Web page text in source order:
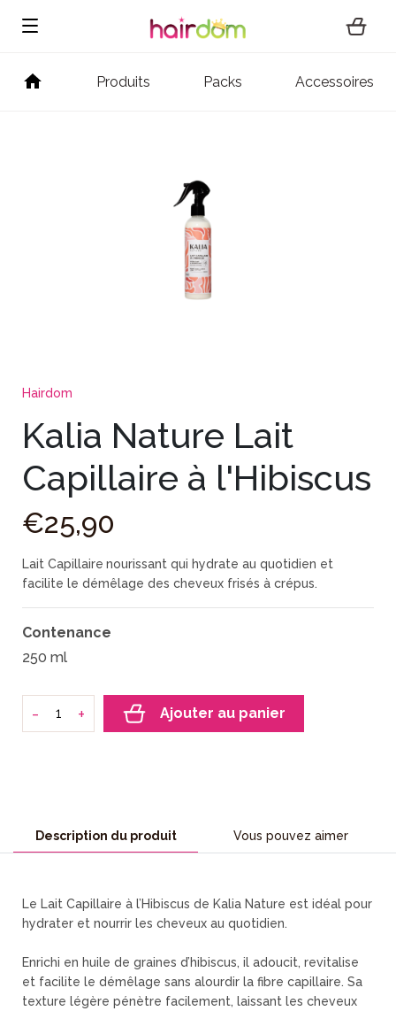
Produits Packs Accessoires
Hairdom
Kalia Nature Lait
Capillaire à l'Hibiscus
€25,90
Lait Capillaire nourissant qui hydrate au quotidien et
facilite le démêlage des cheveux frisés à crépus.
Contenance
250 ml
+
- Ajouter au panier
Description du produit Vous pouvez aimer
Le Lait Capillaire à l’Hibiscus de Kalia Nature est idéal pour
hydrater et nourrir les cheveux au quotidien.
Enrichi en huile de graines d’hibiscus, il adoucit, revitalise
et facilite le démêlage sans alourdir la fibre capillaire. Sa
texture légère pénètre facilement, laissant les cheveux